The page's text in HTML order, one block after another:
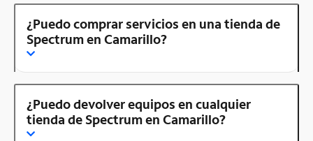
¿Puedo comprar servicios en una tienda de
Spectrum en Camarillo?
¿Puedo devolver equipos en cualquier
tienda de Spectrum en Camarillo?